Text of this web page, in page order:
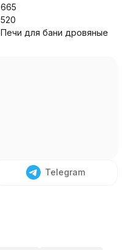
665
520
Печи для бани дровяные
Telegram